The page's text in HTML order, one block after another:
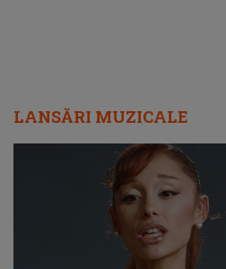
LANSĂRI MUZICALE